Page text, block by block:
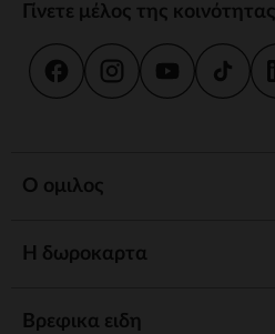
Γίνετε μέλος της κοινότητας
Ο ομιλος
Η δωροκαρτα
Βρεφικα ειδη